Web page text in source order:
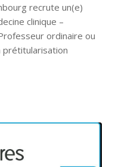
recrute un(e)
clinique –
ordinaire ou
prétitularisation